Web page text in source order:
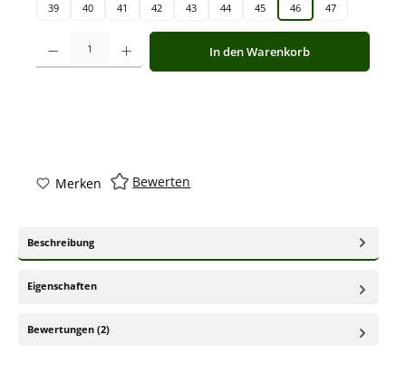
39 40 41 42 43 44 45 46 47
Produkt Anzahl: Gib den gewünschten Wert ein oder benutze die
In den Warenkorb
Merken Bewerten
Beschreibung
Eigenschaften
Bewertungen (2)